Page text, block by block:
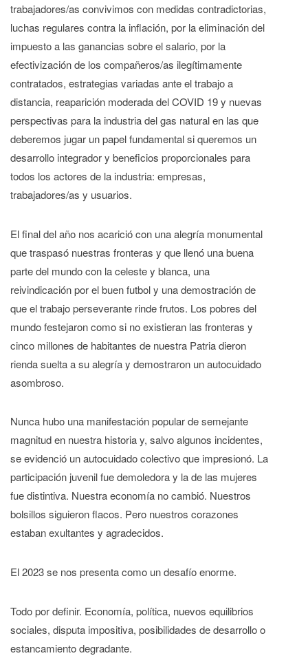
trabajadores/as convivimos con medidas contradictorias,
luchas regulares contra la inflación, por la eliminación del
impuesto a las ganancias sobre el salario, por la
efectivización de los compañeros/as ilegítimamente
contratados, estrategias variadas ante el trabajo a
distancia, reaparición moderada del COVID 19 y nuevas
perspectivas para la industria del gas natural en las que
deberemos jugar un papel fundamental si queremos un
desarrollo integrador y beneficios proporcionales para
todos los actores de la industria: empresas,
trabajadores/as y usuarios.
El final del año nos acarició con una alegría monumental
que traspasó nuestras fronteras y que llenó una buena
parte del mundo con la celeste y blanca, una
reivindicación por el buen futbol y una demostración de
que el trabajo perseverante rinde frutos. Los pobres del
mundo festejaron como si no existieran las fronteras y
cinco millones de habitantes de nuestra Patria dieron
rienda suelta a su alegría y demostraron un autocuidado
asombroso.
Nunca hubo una manifestación popular de semejante
magnitud en nuestra historia y, salvo algunos incidentes,
se evidenció un autocuidado colectivo que impresionó. La
participación juvenil fue demoledora y la de las mujeres
fue distintiva. Nuestra economía no cambió. Nuestros
bolsillos siguieron flacos. Pero nuestros corazones
estaban exultantes y agradecidos.
El 2023 se nos presenta como un desafío enorme.
Todo por definir. Economía, política, nuevos equilibrios
sociales, disputa impositiva, posibilidades de desarrollo o
estancamiento degradante.